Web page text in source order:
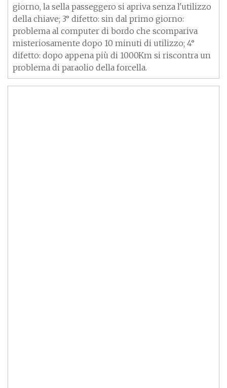
giorno, la sella passeggero si apriva senza l'utilizzo
della chiave; 3° difetto: sin dal primo giorno:
problema al computer di bordo che scompariva
misteriosamente dopo 10 minuti di utilizzo; 4°
difetto: dopo appena più di 1000Km si riscontra un
problema di paraolio della forcella.